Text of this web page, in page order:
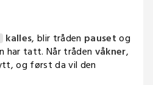
kalles, blir tråden pausetog
har tatt. Når tråden våkner,
og først da vil den